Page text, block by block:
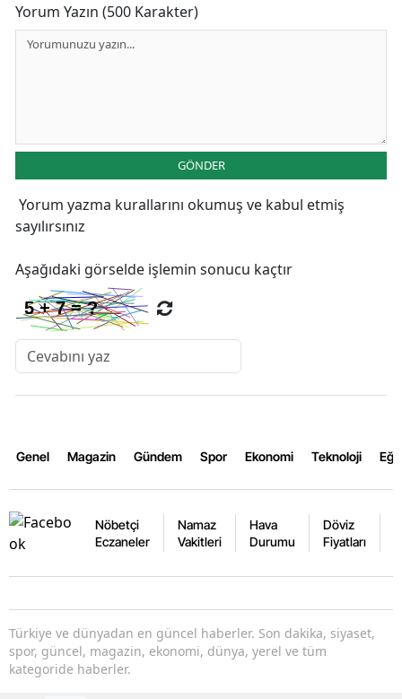
Yorum Yazın (500 Karakter)
GÖNDER
Yorum yazma kurallarını okumuş ve kabul etmiş
sayılırsınız
Aşağıdaki görselde işlemin sonucu kaçtır
Genel Magazin Gündem Spor Ekonomi Teknoloji
Nöbetçi
Eczaneler
Namaz
Vakitleri
Hava
Durumu
Döviz
Fiyatları
Türkiye ve dünyadan en güncel haberler. Son dakika, siyaset,
spor, güncel, magazin, ekonomi, dünya, yerel ve tüm
kategoride haberler.